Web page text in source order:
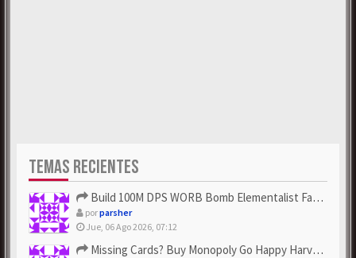
TEMAS RECIENTES
Build 100M DPS WORB Bomb Elementalist Fast - Grab POE Curren...
porparsher
Jue, 06 Ago 2026, 07:12
Missing Cards? Buy Monopoly Go Happy Harvest with Looney Tun...